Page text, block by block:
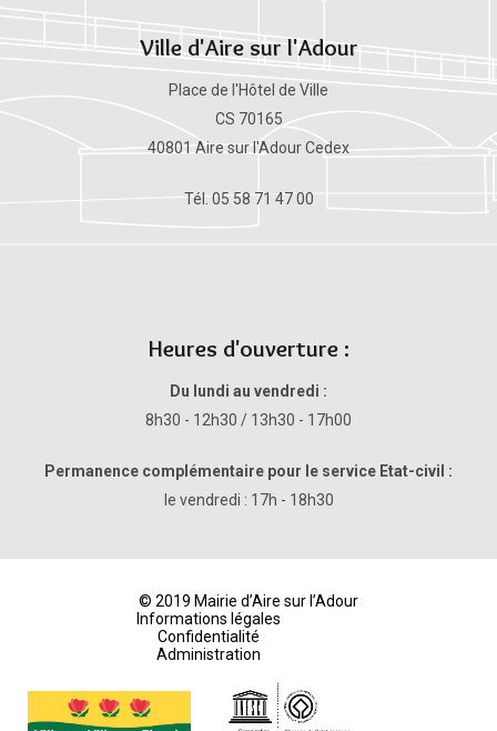
Ville d'Aire sur l'Adour
Place de l'Hôtel de Ville
CS 70165
40801 Aire sur l'Adour Cedex
Tél. 05 58 71 47 00
Heures d'ouverture :
Du lundi au vendredi :
8h30 - 12h30 / 13h30 - 17h00
Permanence complémentaire pour le service Etat-civil :
le vendredi : 17h - 18h30
© 2019 Mairie d’Aire sur l’Adour
Informations légales
Confidentialité
Administration